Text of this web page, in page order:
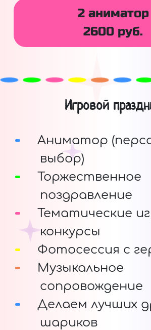
2 аниматор
2600 руб.
Игровой
Аниматор
выбор)
Торжественное
поздравление
Тематические
конкурсы
Фотосессия с
Музыкальное
сопровождение
Делаем лучших
шариков